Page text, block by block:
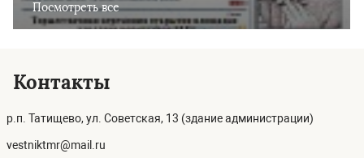
Посмотреть все
Контакты
р.п. Татищево, ул. Советская, 13 (здание администрации)
vestniktmr@mail.ru